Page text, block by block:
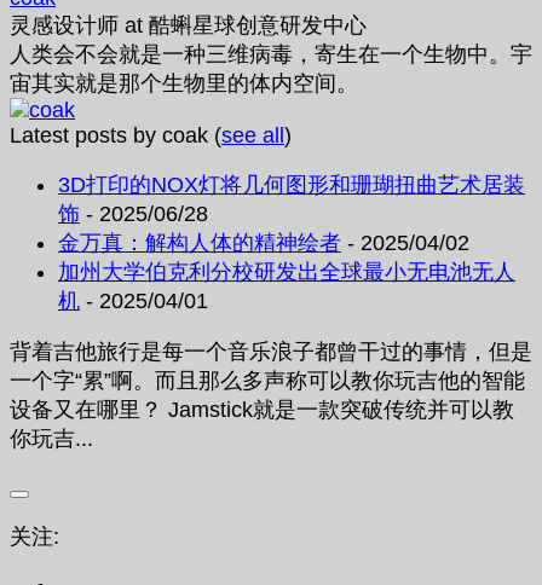
灵感设计师 at 酷蝌星球创意研发中心
人类会不会就是一种三维病毒，寄生在一个生物中。宇
宙其实就是那个生物里的体内空间。
Latest posts by coak (see all)
3D打印的NOX灯将几何图形和珊瑚扭曲艺术居装
饰 - 2025/06/28
金万真：解构人体的精神绘者 - 2025/04/02
加州大学伯克利分校研发出全球最小无电池无人
机 - 2025/04/01
背着吉他旅行是每一个音乐浪子都曾干过的事情，但是
一个字“累”啊。而且那么多声称可以教你玩吉他的智能
设备又在哪里？ Jamstick就是一款突破传统并可以教
你玩吉...
关注: